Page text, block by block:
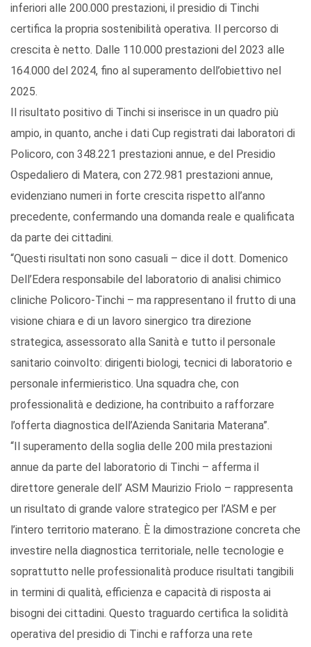
inferiori alle 200.000 prestazioni, il presidio di Tinchi
certifica la propria sostenibilità operativa. Il percorso di
crescita è netto. Dalle 110.000 prestazioni del 2023 alle
164.000 del 2024, fino al superamento dell’obiettivo nel
2025.
Il risultato positivo di Tinchi si inserisce in un quadro più
ampio, in quanto, anche i dati Cup registrati dai laboratori di
Policoro, con 348.221 prestazioni annue, e del Presidio
Ospedaliero di Matera, con 272.981 prestazioni annue,
evidenziano numeri in forte crescita rispetto all’anno
precedente, confermando una domanda reale e qualificata
da parte dei cittadini.
“Questi risultati non sono casuali – dice il dott. Domenico
Dell’Edera responsabile del laboratorio di analisi chimico
cliniche Policoro-Tinchi – ma rappresentano il frutto di una
visione chiara e di un lavoro sinergico tra direzione
strategica, assessorato alla Sanità e tutto il personale
sanitario coinvolto: dirigenti biologi, tecnici di laboratorio e
personale infermieristico. Una squadra che, con
professionalità e dedizione, ha contribuito a rafforzare
l’offerta diagnostica dell’Azienda Sanitaria Materana”.
“Il superamento della soglia delle 200 mila prestazioni
annue da parte del laboratorio di Tinchi – afferma il
direttore generale dell’ ASM Maurizio Friolo – rappresenta
un risultato di grande valore strategico per l’ASM e per
l’intero territorio materano. È la dimostrazione concreta che
investire nella diagnostica territoriale, nelle tecnologie e
soprattutto nelle professionalità produce risultati tangibili
in termini di qualità, efficienza e capacità di risposta ai
bisogni dei cittadini. Questo traguardo certifica la solidità
operativa del presidio di Tinchi e rafforza una rete